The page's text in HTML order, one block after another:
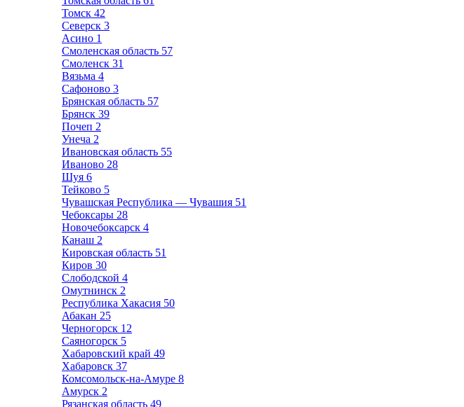
Томск 42
Северск 3
Асино 1
Смоленская область 57
Смоленск 31
Вязьма 4
Сафоново 3
Брянская область 57
Брянск 39
Почеп 2
Унеча 2
Ивановская область 55
Иваново 28
Шуя 6
Тейково 5
Чувашская Республика — Чувашия 51
Чебоксары 28
Новочебоксарск 4
Канаш 2
Кировская область 51
Киров 30
Слободской 4
Омутнинск 2
Республика Хакасия 50
Абакан 25
Черногорск 12
Саяногорск 5
Хабаровский край 49
Хабаровск 37
Комсомольск-на-Амуре 8
Амурск 2
Рязанская область 49